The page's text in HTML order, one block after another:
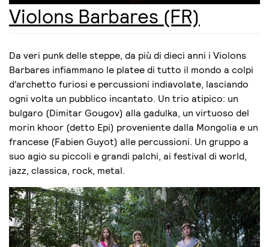
Violons Barbares (FR)
Da veri punk delle steppe, da più di dieci anni i Violons
Barbares infiammano le platee di tutto il mondo a colpi
d’archetto furiosi e percussioni indiavolate, lasciando
ogni volta un pubblico incantato. Un trio atipico: un
bulgaro (Dimitar Gougov) alla gadulka, un virtuoso del
morin khoor (detto Epi) proveniente dalla Mongolia e un
francese (Fabien Guyot) alle percussioni. Un gruppo a
suo agio su piccoli e grandi palchi, ai festival di world,
jazz, classica, rock, metal.